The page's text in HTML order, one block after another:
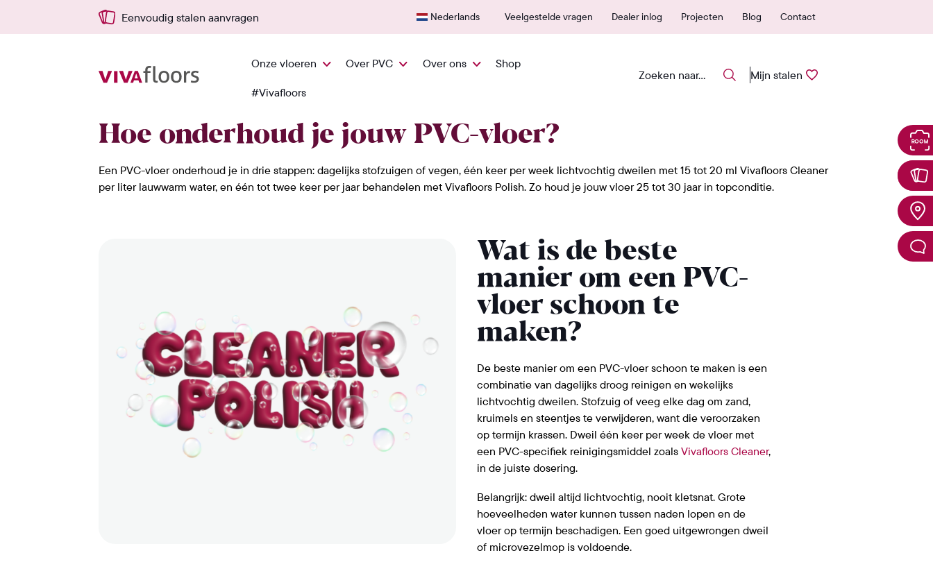
Eenvoudig stalen aanvragen Snel vanuit NL geleverd 600+ erkende verkooppunten
Nederlands Veelgestelde vragen Dealer inlog Projecten Blog Contact
Onze vloeren Over PVC Over ons Shop
#Vivafloors
Mijn stalen
Hoe onderhoud je jouw PVC-vloer?
Hoe onderhoud je jouw PVC-vloer?
Een PVC-vloer onderhoud je in drie stappen: dagelijks stofzuigen of vegen, één keer per week lichtvochtig dweilen met 15 tot 20 ml Vivafloors Cleaner
per liter lauwwarm water, en één tot twee keer per jaar behandelen met Vivafloors Polish. Zo houd je jouw vloer 25 tot 30 jaar in topconditie.
Wat is de beste
manier om een PVC-
vloer schoon te
maken?
De beste manier om een PVC-vloer schoon te maken is een
combinatie van dagelijks droog reinigen en wekelijks
lichtvochtig dweilen. Stofzuig of veeg elke dag om zand,
kruimels en steentjes te verwijderen, want die veroorzaken
op termijn krassen. Dweil één keer per week de vloer met
een PVC-specifiek reinigingsmiddel zoals Vivafloors Cleaner,
in de juiste dosering.
Belangrijk: dweil altijd lichtvochtig, nooit kletsnat. Grote
hoeveelheden water kunnen tussen naden lopen en de
vloer op termijn beschadigen. Een goed uitgewrongen dweil
of microvezelmop is voldoende.